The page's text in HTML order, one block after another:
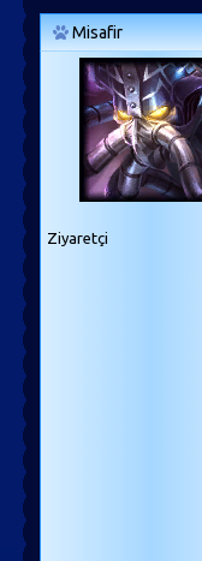
Misafir
Ziyaretçi